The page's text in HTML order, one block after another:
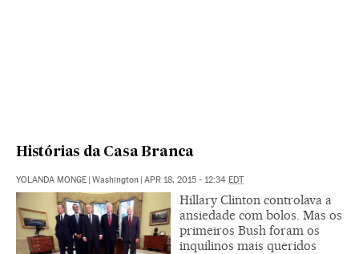
Histórias da Casa Branca
YOLANDA MONGE | Washington | APR 18, 2015 - 12:34 EDT
Hillary Clinton controlava a
ansiedade com bolos. Mas os
primeiros Bush foram os
inquilinos mais queridos